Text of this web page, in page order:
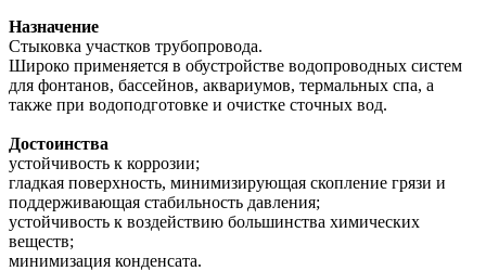
Назначение
Стыковка участков трубопровода.
Широко применяется в обустройстве водопроводных систем
для фонтанов, бассейнов, аквариумов, термальных спа, а
также при водоподготовке и очистке сточных вод.
Достоинства
устойчивость к коррозии;
гладкая поверхность, минимизирующая скопление грязи и
поддерживающая стабильность давления;
устойчивость к воздействию большинства химических
веществ;
минимизация конденсата.